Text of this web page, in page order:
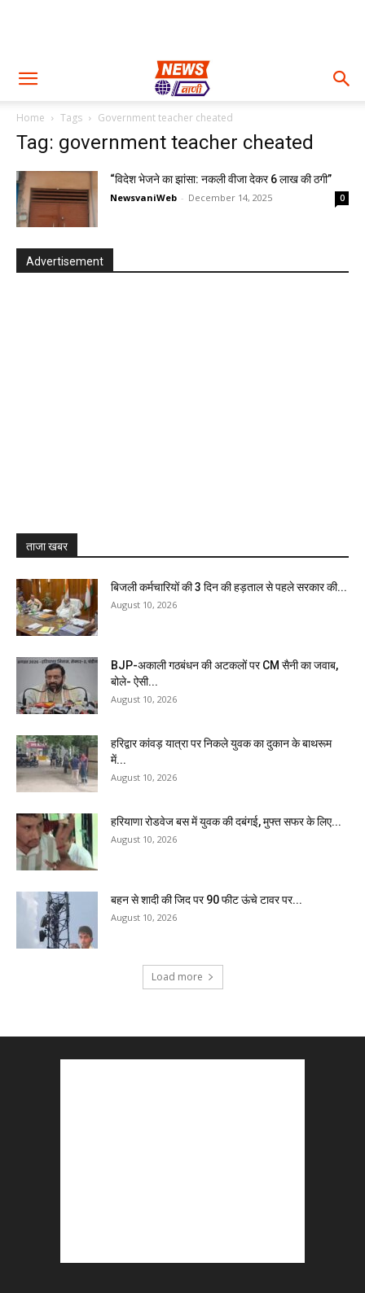
Home Tags Government teacher cheated
Tag: government teacher cheated
“विदेश भेजने का झांसा: नकली वीजा देकर 6 लाख की ठगी”
NewsvaniWeb - December 14, 2025 0
Advertisement
ताजा खबर
बिजली कर्मचारियों की 3 दिन की हड़ताल से पहले सरकार की...
August 10, 2026
BJP-अकाली गठबंधन की अटकलों पर CM सैनी का जवाब,
बोले- ऐसी...
August 10, 2026
हरिद्वार कांवड़ यात्रा पर निकले युवक का दुकान के बाथरूम
में...
August 10, 2026
हरियाणा रोडवेज बस में युवक की दबंगई, मुफ्त सफर के लिए...
August 10, 2026
बहन से शादी की जिद पर 90 फीट ऊंचे टावर पर...
August 10, 2026
Load more